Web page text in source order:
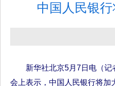
中国人民银
新华社北京5月7日电（记
会上表示，中国人民银行将加